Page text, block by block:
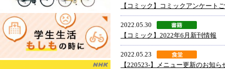
【コミック】コミックアンケート
2022.05.30
【コミック】2022年6月新刊情報
2022.05.23
【220523-】メニュー更新のお知ら